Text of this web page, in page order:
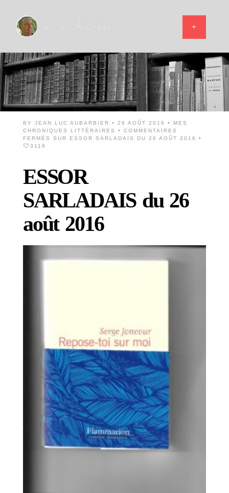
BY JEAN LUC AUBARBIER • 26 AOÛT 2016 •
MES
CHRONIQUES LITTÉRAIRES
• COMMENTAIRES
FERMÉS
SUR ESSOR SARLADAIS DU 26 AOÛT 2016
•
3116
ESSOR
SARLADAIS du 26
août 2016